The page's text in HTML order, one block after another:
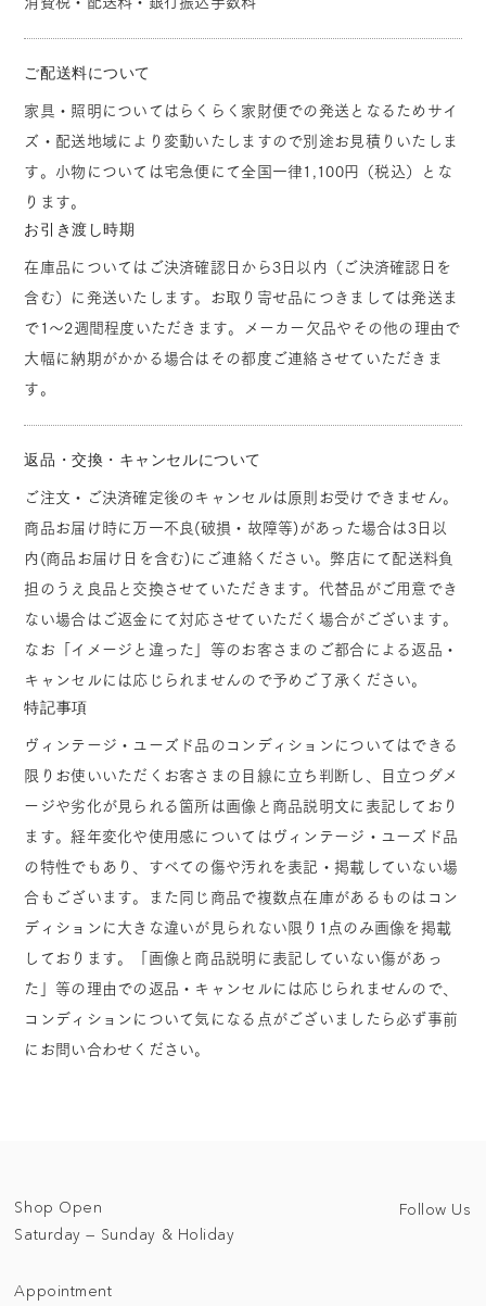
ご配送料について
家具・照明についてはらくらく家財便での発送となるためサイ
ズ・配送地域により変動いたしますので別途お見積りいたしま
す。小物については宅急便にて全国一律1,100円（税込）とな
ります。
お引き渡し時期
在庫品についてはご決済確認日から3日以内（ご決済確認日を
含む）に発送いたします。お取り寄せ品につきましては発送ま
で1～2週間程度いただきます。メーカー欠品やその他の理由で
大幅に納期がかかる場合はその都度ご連絡させていただきま
す。
返品・交換・キャンセルについて
ご注文・ご決済確定後のキャンセルは原則お受けできません。
商品お届け時に万一不良(破損・故障等)があった場合は3日以
内(商品お届け日を含む)にご連絡ください。弊店にて配送料負
担のうえ良品と交換させていただきます。代替品がご用意でき
ない場合はご返金にて対応させていただく場合がございます。
なお「イメージと違った」等のお客さまのご都合による返品・
キャンセルには応じられませんので予めご了承ください。
特記事項
ヴィンテージ・ユーズド品のコンディションについてはできる
限りお使いいただくお客さまの目線に立ち判断し、目立つダメ
ージや劣化が見られる箇所は画像と商品説明文に表記しており
ます。経年変化や使用感についてはヴィンテージ・ユーズド品
の特性でもあり、すべての傷や汚れを表記・掲載していない場
合もございます。また同じ商品で複数点在庫があるものはコン
ディションに大きな違いが見られない限り1点のみ画像を掲載
しております。「画像と商品説明に表記していない傷があっ
た」等の理由での返品・キャンセルには応じられませんので、
コンディションについて気になる点がございましたら必ず事前
にお問い合わせください。
Shop Open
Saturday — Sunday & Holiday
Appointment
Follow Us